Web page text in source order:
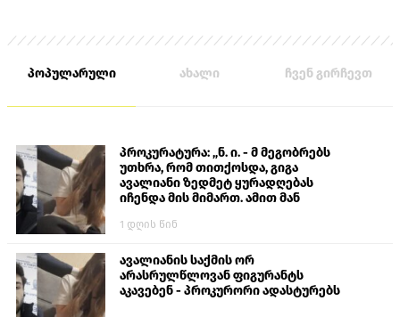
პოპულარული ახალი ჩვენ გირჩევთ
პროკურატურა: „ნ. ი. - მ მეგობრებს
უთხრა, რომ თითქოსდა, გიგა
ავალიანი ზედმეტ ყურადღებას
იჩენდა მის მიმართ. ამით მან
თავს დასხმოდა გიგა ავალიანს“
1 დღის წინ
ავალიანის საქმის ორ
არასრულწლოვან ფიგურანტს
აკავებენ - პროკურორი ადასტურებს